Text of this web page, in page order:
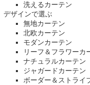
洗えるカーテン
デザインで選ぶ
無地カーテン
北欧カーテン
モダンカーテン
リーフ＆フラワーカ
ナチュラルカーテン
ジャガードカーテン
ボーダー＆ストライ